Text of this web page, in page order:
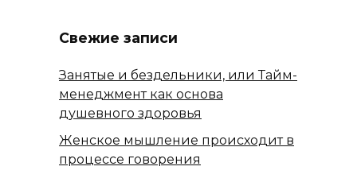
Свежие записи
Занятые и бездельники, или Тайм-
менеджмент как основа
душевного здоровья
Женское мышление происходит в
процессе говорения